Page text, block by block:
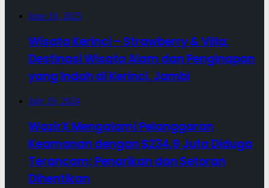
June 10, 2025
Wisata Kerinci – Strawberry & Villa:
Destinasi Wisata Alam dan Penginapan
yang Indah di Kerinci, Jambi
July 19, 2024
WazirX Mengalami Pelanggaran
Keamanan dengan $234,9 Juta Diduga
Terancam; Penarikan dan Setoran
Dihentikan